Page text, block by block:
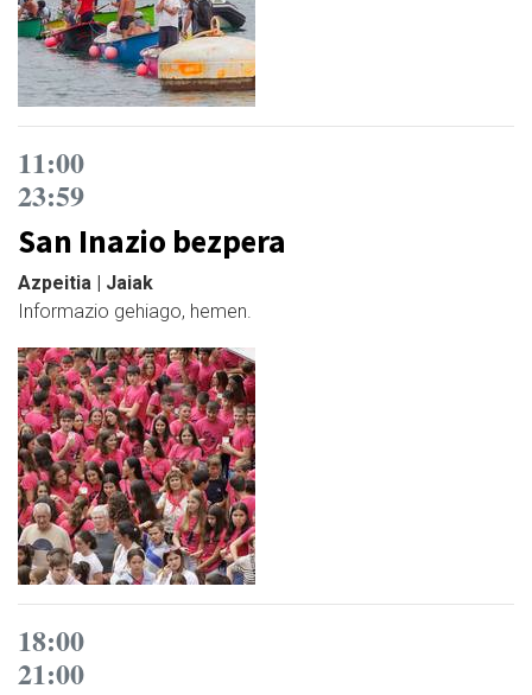
11:00
23:59
San Inazio bezpera
Azpeitia | Jaiak
Informazio gehiago, hemen.
18:00
21:00